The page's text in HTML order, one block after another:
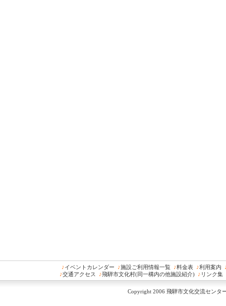
♪イベントカレンダー ♪施設ご利用情報一覧 ♪料金表 ♪利用案内
♪交通アクセス ♪飛騨市文化村(同一構内の他施設紹介) ♪ リンク集
Copyright 2006 飛騨市文化交流センタ